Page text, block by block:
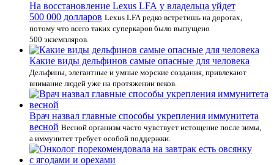
На восстановление Lexus LFA у владельца уйдет
500 000 долларов Lexus LFA редко встретишь на дорогах,
потому что всего таких суперкаров было выпущено
500 экземпляров.
Какие виды дельфинов самые опасные для человека
Дельфины, элегантные и умные морские создания, привлекают
внимание людей уже на протяжении веков.
Врач назвал главные способы укрепления иммунитета
весной Весной организм часто чувствует истощение после зимы,
а иммунитет требует особой поддержки.